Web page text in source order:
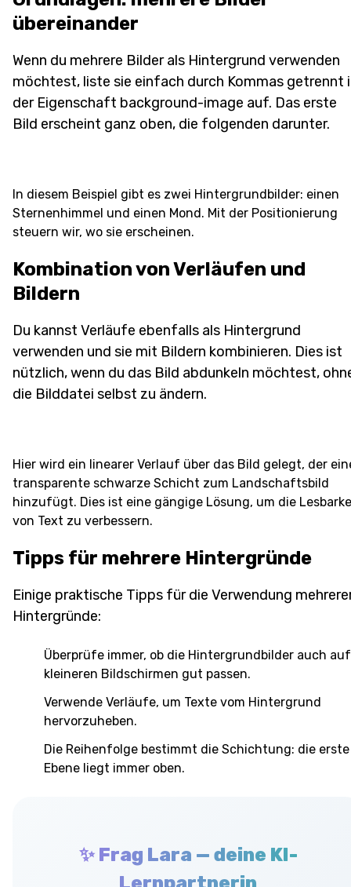
übereinander
Wenn du mehrere Bilder als Hintergrund verwenden
möchtest, liste sie einfach durch Kommas getrennt
der Eigenschaft background-image auf. Das erste
Bild erscheint ganz oben, die folgenden darunter.
In diesem Beispiel gibt es zwei Hintergrundbilder: einen
Sternenhimmel und einen Mond. Mit der Positionierung
steuern wir, wo sie erscheinen.
Kombination von Verläufen und
Bildern
Du kannst Verläufe ebenfalls als Hintergrund
verwenden und sie mit Bildern kombinieren. Dies ist
nützlich, wenn du das Bild abdunkeln möchtest,
die Bilddatei selbst zu ändern.
Hier wird ein linearer Verlauf über das Bild gelegt, der
transparente schwarze Schicht zum Landschaftsbild
hinzufügt. Dies ist eine gängige Lösung, um die
von Text zu verbessern.
Tipps für mehrere Hintergründe
Einige praktische Tipps für die Verwendung
Hintergründe:
Überprüfe immer, ob die Hintergrundbilder auch auf
kleineren Bildschirmen gut passen.
Verwende Verläufe, um Texte vom Hintergrund
hervorzuheben.
Die Reihenfolge bestimmt die Schichtung: die erste
Ebene liegt immer oben.
✨ Frag Lara — deine KI-